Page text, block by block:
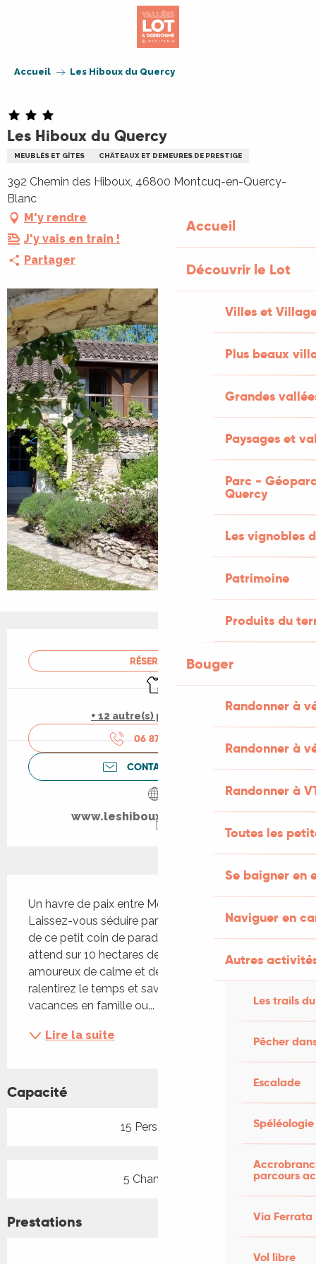
Accueil
Découvrir le Lot
Villes et
Plus beaux
Grandes
Paysages et
Parc -
Quercy
Les vignobles
Patrimoine
Produits du
Bouger
Randonner à
Randonner à
Randonner à
Toutes les
Se baigner en
Naviguer en
Autres
Les trails
Pêcher
Escalade
Spéléologie
parcours
Via Ferrata
Vol libre
Accueil Les Hiboux du Quercy
Les Hiboux du Quercy
MEUBLÉS ET GÎTES CHÂTEAUX ET DEMEURES DE PRESTIGE
392 Chemin des Hiboux, 46800 Montcuq-en-Quercy-
Blanc
M'y rendre
J'y vais en train !
Partager
Ouverture et coordonnées
RÉSERVER
Draps et linge
+ 12 autre(s) prestation(s)
06 87 44 39
CONTACTEZ-NOUS
www.leshibouxduquercy.com
Un havre de paix entre Montcuq et Lauzerte
Laissez-vous séduire par le charme authentique
de ce petit coin de paradis. Un havre de paix vous
attend sur 10 hectares de nature ! Pour les
amoureux de calme et de tranquillité, vous
ralentirez le temps et savourerez le rythme des
vacances en famille ou...
Lire la suite
Capacité
15 Personne(s)
5 Chambre(s)
Prestations